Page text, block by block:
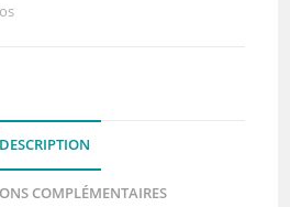
DESCRIPTION
COMPLÉMENTAIRES